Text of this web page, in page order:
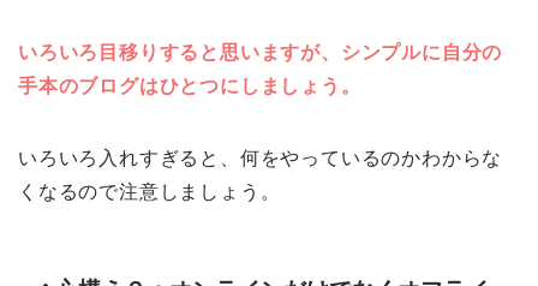
いろいろ目移りすると思いますが、シンプルに自分の
手本のブログはひとつにしましょう。
いろいろ入れすぎると、何をやっているのかわからな
くなるので注意しましょう。